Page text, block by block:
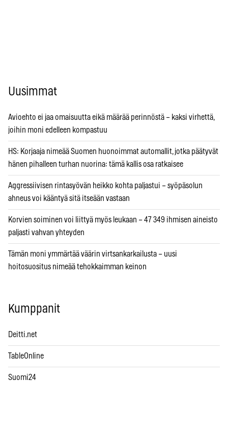
Uusimmat
Avioehto ei jaa omaisuutta eikä määrää perinnöstä – kaksi virhettä,
joihin moni edelleen kompastuu
HS: Korjaaja nimeää Suomen huonoimmat automallit, jotka päätyvät
hänen pihalleen turhan nuorina: tämä kallis osa ratkaisee
Aggressiivisen rintasyövän heikko kohta paljastui – syöpäsolun
ahneus voi kääntyä sitä itseään vastaan
Korvien soiminen voi liittyä myös leukaan – 47 349 ihmisen aineisto
paljasti vahvan yhteyden
Tämän moni ymmärtää väärin virtsankarkailusta – uusi
hoitosuositus nimeää tehokkaimman keinon
Kumppanit
Deitti.net
TableOnline
Suomi24